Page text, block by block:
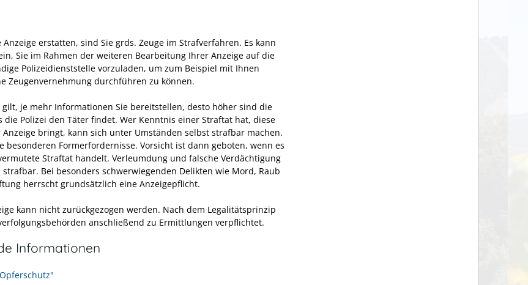
Anzeige erstatten, sind Sie grds. Zeuge im Strafverfahren. Es kann
Sie im Rahmen der weiteren Bearbeitung Ihrer Anzeige auf die
Polizeidienststelle vorzuladen, um zum Beispiel mit Ihnen
Zeugenvernehmung durchführen zu können.
je mehr Informationen Sie bereitstellen, desto höher sind die
die Polizei den Täter findet. Wer Kenntnis einer Straftat hat, diese
bringt, kann sich unter Umständen selbst strafbar machen.
besonderen Formerfordernisse. Vorsicht ist dann geboten, wenn es
Straftat handelt. Verleumdung und falsche Verdächtigung
Bei besonders schwerwiegenden Delikten wie Mord, Raub
herrscht grundsätzlich eine Anzeigepflicht.
kann nicht zurückgezogen werden. Nach dem Legalitätsprinzip
anschließend zu Ermittlungen verpflichtet.
Informationen